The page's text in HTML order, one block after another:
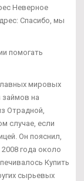
Неверное
Спасибо, мы
помогать
мировых
займов на
Отрадной,
случае, если
Он пояснил,
года около
Купить
сырьевых